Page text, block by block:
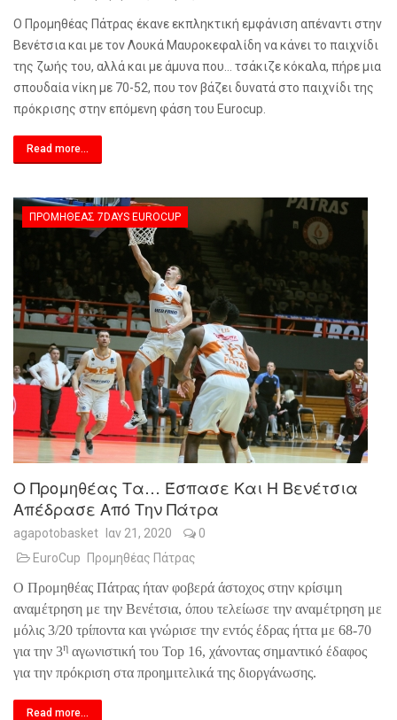
Ο Προμηθέας Πάτρας έκανε εκπληκτική εμφάνιση απέναντι στην
Βενέτσια και με τον Λουκά Μαυροκεφαλίδη να κάνει το παιχνίδι
της ζωής του, αλλά και με άμυνα που… τσάκιζε κόκαλα, πήρε μια
σπουδαία νίκη με 70-52, που τον βάζει δυνατά στο παιχνίδι της
πρόκρισης στην επόμενη φάση του Eurocup
Read more...
ΠΡΟΜΗΘΈΑΣ 7DAYS EUROCUP
Ο Προμηθέας Τα… Έσπασε Και Η Βενέτσια
Απέδρασε Από Την Πάτρα
agapotobasket Ιαν 21, 2020
0
EuroCup
Προμηθέας Πάτρας
Ο Προμηθέας Πάτρας ήταν φοβερά άστοχος στην κρίσιμη
αναμέτρηση με την Βενέτσια, όπου τελείωσε την αναμέτρηση με
μόλις 3/20 τρίποντα και γνώρισε την εντός έδρας ήττα με 68-70
για την 3η αγωνιστική του Top 16, χάνοντας σημαντικό έδαφος
για την πρόκριση στα προημιτελικά της διοργάνωσης.
Read more...